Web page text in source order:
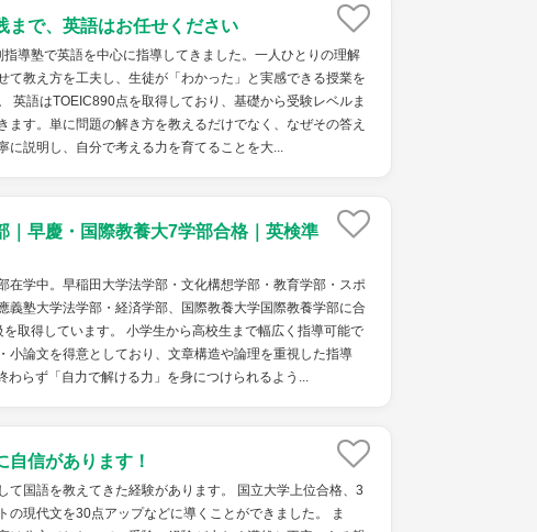
まで、英語はお任せください
導塾で英語を中心に指導してきました。一人ひとりの理解
て教え方を工夫し、生徒が「わかった」と実感できる授業を
英語はTOEIC890点を取得しており、基礎から受験レベルま
ます。単に問題の解き方を教えるだけでなく、なぜその答え
に説明し、自分で考える力を育てることを大...
｜早慶・国際教養大7学部合格｜英検準
在学中。早稲田大学法学部・文化構想学部・教育学部・スポ
義塾大学法学部・経済学部、国際教養大学国際教養学部に合
取得しています。 小学生から高校生まで幅広く指導可能で
小論文を得意としており、文章構造や論理を重視した指導
わらず「自力で解ける力」を身につけられるよう...
自信があります！
て国語を教えてきた経験があります。 国立大学上位合格、3
の現代文を30点アップなどに導くことができました。 ま